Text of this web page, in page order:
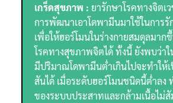
เกร็ดสุขภาพ : ยารักษาโรคทางจิตเ
การพัฒนาเอาโดพามีนมาใช้ในการรั
เพื่อให้ฮอร์โมนในร่างกายสมดุลมาก
โรคทางสุขภาพจิตได้ ทั้งนี้ ยังพบว่า
มีปริมาณโดพามีนต่ำเกินไปจะทำให้
สันได้ เมื่อระดับฮอร์โมนชนิดนี้ต่ำลง
ของระบบประสาทและกล้ามเนื้อไม่